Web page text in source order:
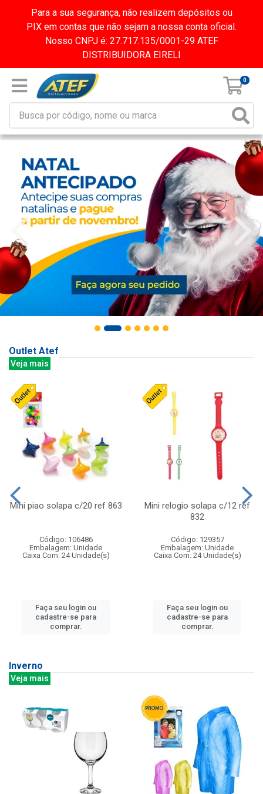
Para a sua segurança, não realizem depósitos ou
PIX em contas que não sejam a nossa conta oficial.
Nosso CNPJ é: 27.717.135/0001-29 ATEF
DISTRIBUIDORA EIRELI
0
Outlet Atef
Veja mais
Mini piao solapa c/20 ref 863
Código: 106486
Embalagem: Unidade
Caixa Com: 24 Unidade(s)
Faça seu login ou
cadastre-se para
comprar.
Mini relogio solapa c/12 ref
832
Código: 129357
Embalagem: Unidade
Caixa Com: 24 Unidade(s)
Faça seu login ou
cadastre-se para
comprar.
Inverno
Veja mais